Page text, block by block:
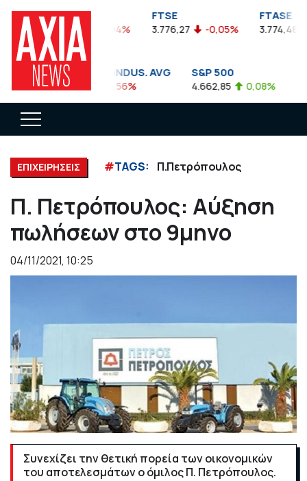
FTSEA
899,47 -0,04%
FTSE
3.776,27 -0,05%
FTASE
3.774,48
DOW JONES INDUS. AVG
35.911,81 -0,56%
S&P 500
4.662,85 0,08%
ΕΠΙΧΕΙΡΗΣΕΙΣ #TAGS: Π.Πετρόπουλος
Π. Πετρόπουλος: Αύξηση
πωλήσεων στο 9μηνο
04/11/2021, 10:25
Συνεχίζει την θετική πορεία των οικονομικών
του αποτελεσμάτων ο όμιλος Π. Πετρόπουλος.